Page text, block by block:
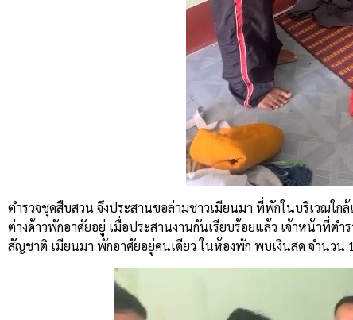
ตำรวจชุดสืบสวน จึงประสานขอล่ามชาวเมียนมา ที่พักในบริเวณใก
ต่างด้าวพักอาศัยอยู่ เมื่อประสานงานกันเรียบร้อยแล้ว เจ้าหน้าที่ตำ
สัญชาติ เมียนมา พักอาศัยอยู่คนเดียว ในห้องพัก พบเงินสด จำนวน